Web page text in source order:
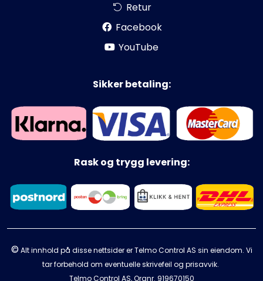
Retur
Facebook
YouTube
Sikker betaling:
Rask og trygg levering:
© Alt innhold på disse nettsider er Telmo Control AS sin eiendom. Vi
tar forbehold om eventuelle skrivefeil og prisavvik.
Telmo Control AS, Orgnr. 919670150